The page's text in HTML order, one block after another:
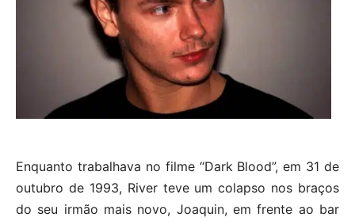
Enquanto trabalhava no filme “Dark Blood”, em 31 de
outubro de 1993, River teve um colapso nos braços
do seu irmão mais novo, Joaquin, em frente ao bar